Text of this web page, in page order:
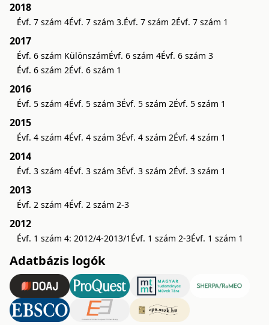
2018
Évf. 7 szám 4Évf. 7 szám 3.Évf. 7 szám 2Évf. 7 szám 1
2017
Évf. 6 szám KülönszámÉvf. 6 szám 4Évf. 6 szám 3
Évf. 6 szám 2Évf. 6 szám 1
2016
Évf. 5 szám 4Évf. 5 szám 3Évf. 5 szám 2Évf. 5 szám 1
2015
Évf. 4 szám 4Évf. 4 szám 3Évf. 4 szám 2Évf. 4 szám 1
2014
Évf. 3 szám 4Évf. 3 szám 3Évf. 3 szám 2Évf. 3 szám 1
2013
Évf. 2 szám 4Évf. 2 szám 2-3
2012
Évf. 1 szám 4: 2012/4-2013/1 Évf. 1 szám 2-3Évf. 1 szám 1
Adatbázis logók